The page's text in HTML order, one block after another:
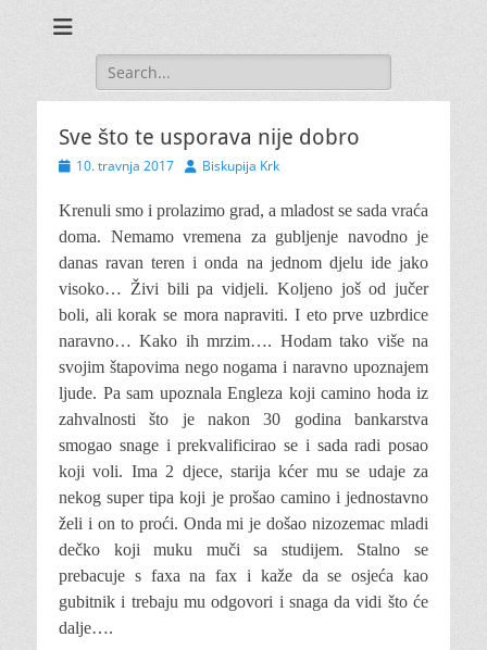
Search
for:
Sve što te usporava nije dobro
Posted10. travnja 2017 AuthorBiskupija Krk
Krenuli smo i prolazimo grad, a mladost se sada vraća
doma. Nemamo vremena za gubljenje navodno je
danas ravan teren i onda na jednom djelu ide jako
visoko… Živi bili pa vidjeli. Koljeno još od jučer
boli, ali korak se mora napraviti. I eto prve uzbrdice
naravno… Kako ih mrzim…. Hodam tako više na
svojim štapovima nego nogama i naravno upoznajem
ljude. Pa sam upoznala Engleza koji camino hoda iz
zahvalnosti što je nakon 30 godina bankarstva
smogao snage i prekvalificirao se i sada radi posao
koji voli. Ima 2 djece, starija kćer mu se udaje za
nekog super tipa koji je prošao camino i jednostavno
želi i on to proći. Onda mi je došao nizozemac mladi
dečko koji muku muči sa studijem. Stalno se
prebacuje s faxa na fax i kaže da se osjeća kao
gubitnik i trebaju mu odgovori i snaga da vidi što će
dalje….